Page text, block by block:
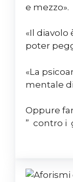
e mezzo».
«Il diavolo
poter
«La
mentale
Oppure
” contro i